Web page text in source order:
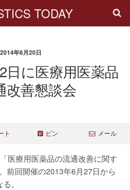
TODAY
2014年6月20日
日に医療用医薬品
改善懇談会
ト ピン メール
医療用医薬品の流通改善に関す
前回開催の2013年6月27日から
。